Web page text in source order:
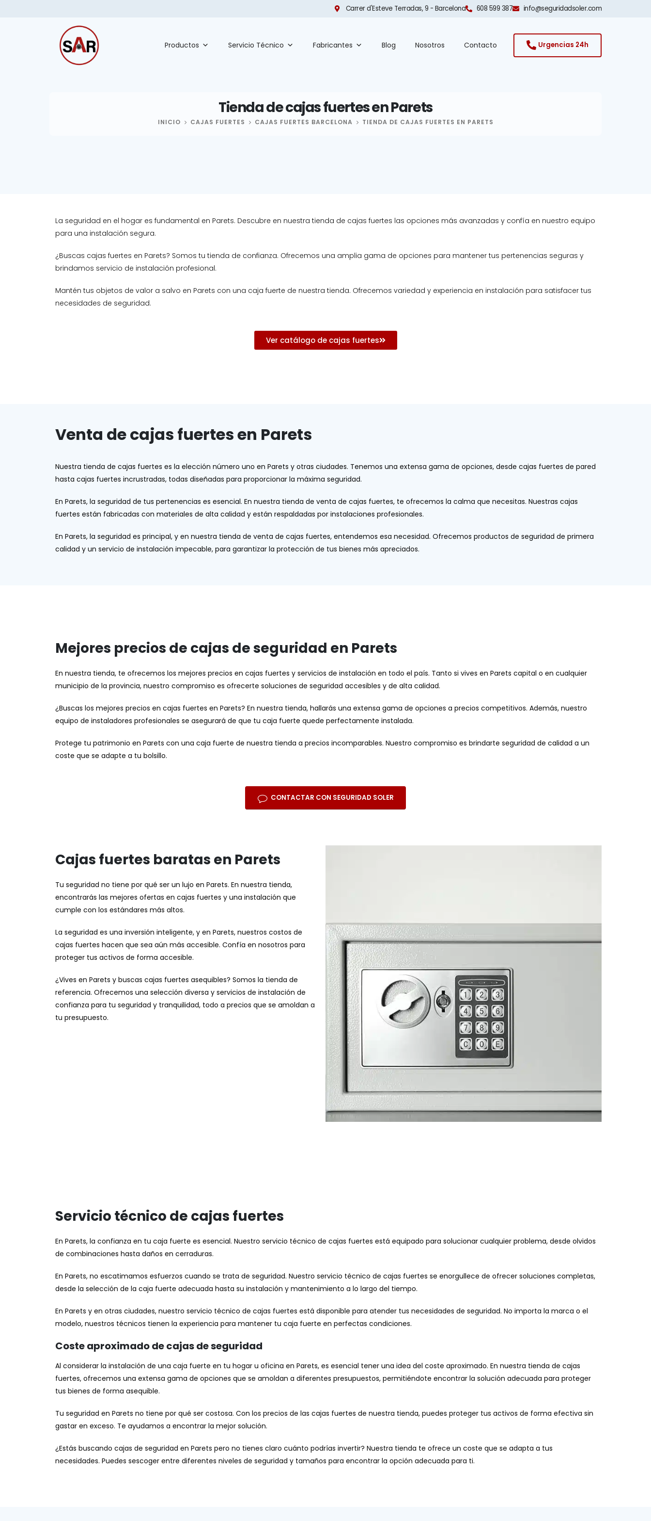
Carrer d'Esteve Terradas, 9 - Barcelona​ 608 599 387 info@seguridadsoler.com
Productos Servicio Técnico Fabricantes Blog Nosotros Contacto Urgencias 24h
Tienda de cajas fuertes en Parets
INICIO CAJAS FUERTES CAJAS FUERTES BARCELONA TIENDA DE CAJAS FUERTES EN PARETS
La seguridad en el hogar es fundamental en Parets. Descubre en nuestra tienda de cajas fuertes las opciones más avanzadas y confía en nuestro equipo
para una instalación segura.
¿Buscas cajas fuertes en Parets? Somos tu tienda de confianza. Ofrecemos una amplia gama de opciones para mantener tus pertenencias seguras y
brindamos servicio de instalación profesional.
Mantén tus objetos de valor a salvo en Parets con una caja fuerte de nuestra tienda. Ofrecemos variedad y experiencia en instalación para satisfacer tus
necesidades de seguridad.
Ver catálogo de cajas fuertes
Venta de cajas fuertes en Parets
Nuestra tienda de cajas fuertes es la elección número uno en Parets y otras ciudades. Tenemos una extensa gama de opciones, desde cajas fuertes de pared
hasta cajas fuertes incrustradas, todas diseñadas para proporcionar la máxima seguridad.
En Parets, la seguridad de tus pertenencias es esencial. En nuestra tienda de venta de cajas fuertes, te ofrecemos la calma que necesitas. Nuestras cajas
fuertes están fabricadas con materiales de alta calidad y están respaldadas por instalaciones profesionales.
En Parets, la seguridad es principal, y en nuestra tienda de venta de cajas fuertes, entendemos esa necesidad. Ofrecemos productos de seguridad de primera
calidad y un servicio de instalación impecable, para garantizar la protección de tus bienes más apreciados.
Mejores precios de cajas de seguridad en Parets
En nuestra tienda, te ofrecemos los mejores precios en cajas fuertes y servicios de instalación en todo el país. Tanto si vives en Parets capital o en cualquier
municipio de la provincia, nuestro compromiso es ofrecerte soluciones de seguridad accesibles y de alta calidad.
¿Buscas los mejores precios en cajas fuertes en Parets? En nuestra tienda, hallarás una extensa gama de opciones a precios competitivos. Además, nuestro
equipo de instaladores profesionales se asegurará de que tu caja fuerte quede perfectamente instalada.
Protege tu patrimonio en Parets con una caja fuerte de nuestra tienda a precios incomparables. Nuestro compromiso es brindarte seguridad de calidad a un
coste que se adapte a tu bolsillo.
CONTACTAR CON SEGURIDAD SOLER
Cajas fuertes baratas en Parets
Tu seguridad no tiene por qué ser un lujo en Parets. En nuestra tienda,
encontrarás las mejores ofertas en cajas fuertes y una instalación que
cumple con los estándares más altos.
La seguridad es una inversión inteligente, y en Parets, nuestros costos de
cajas fuertes hacen que sea aún más accesible. Confía en nosotros para
proteger tus activos de forma accesible.
¿Vives en Parets y buscas cajas fuertes asequibles? Somos la tienda de
referencia. Ofrecemos una selección diversa y servicios de instalación de
confianza para tu seguridad y tranquilidad, todo a precios que se amoldan a
tu presupuesto.
Servicio técnico de cajas fuertes
En Parets, la confianza en tu caja fuerte es esencial. Nuestro servicio técnico de cajas fuertes está equipado para solucionar cualquier problema, desde olvidos
de combinaciones hasta daños en cerraduras.
En Parets, no escatimamos esfuerzos cuando se trata de seguridad. Nuestro servicio técnico de cajas fuertes se enorgullece de ofrecer soluciones completas,
desde la selección de la caja fuerte adecuada hasta su instalación y mantenimiento a lo largo del tiempo.
En Parets y en otras ciudades, nuestro servicio técnico de cajas fuertes está disponible para atender tus necesidades de seguridad. No importa la marca o el
modelo, nuestros técnicos tienen la experiencia para mantener tu caja fuerte en perfectas condiciones.
Coste aproximado de cajas de seguridad
Al considerar la instalación de una caja fuerte en tu hogar u oficina en Parets, es esencial tener una idea del coste aproximado. En nuestra tienda de cajas
fuertes, ofrecemos una extensa gama de opciones que se amoldan a diferentes presupuestos, permitiéndote encontrar la solución adecuada para proteger
tus bienes de forma asequible.
Tu seguridad en Parets no tiene por qué ser costosa. Con los precios de las cajas fuertes de nuestra tienda, puedes proteger tus activos de forma efectiva sin
gastar en exceso. Te ayudamos a encontrar la mejor solución.
¿Estás buscando cajas de seguridad en Parets pero no tienes claro cuánto podrías invertir? Nuestra tienda te ofrece un coste que se adapta a tus
necesidades. Puedes sescoger entre diferentes niveles de seguridad y tamaños para encontrar la opción adecuada para ti.